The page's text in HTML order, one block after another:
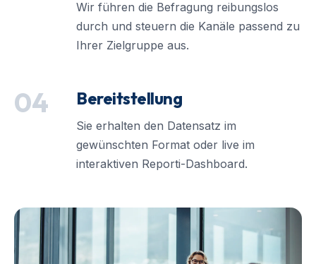
Wir führen die Befragung reibungslos
durch und steuern die Kanäle passend zu
Ihrer Zielgruppe aus.
04 Bereitstellung
Sie erhalten den Datensatz im
gewünschten Format oder live im
interaktiven Reporti-Dashboard.